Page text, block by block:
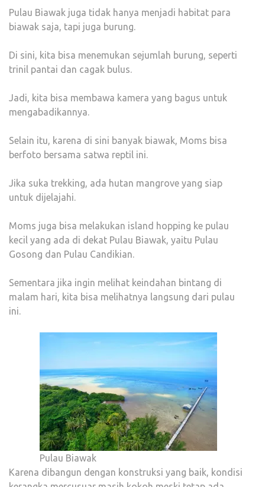
Pulau Biawak juga tidak hanya menjadi habitat para
biawak saja, tapi juga burung.
Di sini, kita bisa menemukan sejumlah burung, seperti
trinil pantai dan cagak bulus.
Jadi, kita bisa membawa kamera yang bagus untuk
mengabadikannya.
Selain itu, karena di sini banyak biawak, Moms bisa
berfoto bersama satwa reptil ini.
Jika suka trekking, ada hutan mangrove yang siap
untuk dijelajahi.
Moms juga bisa melakukan island hopping ke pulau
kecil yang ada di dekat Pulau Biawak, yaitu Pulau
Gosong dan Pulau Candikian.
Sementara jika ingin melihat keindahan bintang di
malam hari, kita bisa melihatnya langsung dari pulau
ini.
Pulau Biawak
Karena dibangun dengan konstruksi yang baik, kondisi